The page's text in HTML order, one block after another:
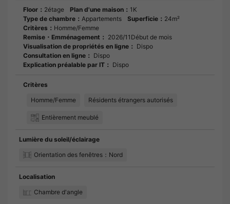
Floor： 2étage Plan d'une maison： 1K
Type de chambre： Appartements Superficie： 24m²
Critères： Homme/Femme
Remise・Emménagement： 2026/11Début de mois
Visualisation de propriétés en ligne： Dispo
Consultation en ligne： Dispo
Explication préalable par IT： Dispo
Critères
Homme/Femme
Résidents étrangers autorisés
Entièrement meublé
Lumière du soleil/éclairage
Orientation des fenêtres：Nord
Localisation
Chambre d'angle